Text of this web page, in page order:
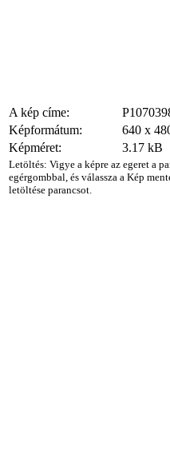
A kép címe:
Képformátum:
640 x
Képméret:
3.17 kB
Letöltés: Vigye a képre az egeret a
egérgombbal, és válassza a Kép
letöltése parancsot.